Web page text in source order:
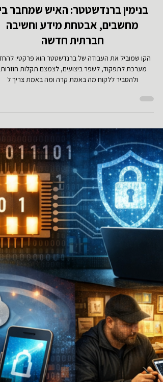
מחשבים
בנימין ברנדשטטר: האיש שמחבר
מחשבים, אבטחת מידע וחשיבה
חברתית חדשה
הקו שמוביל את העבודה של ברנדשטטר הוא פרקטי:
מערכת לתפקוד, לשפר ביצועים, לצמצם תקלות